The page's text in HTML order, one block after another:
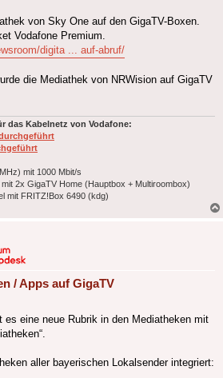
von Sky One auf den GigaTV-Boxen.
Vodafone Premium.
digita ... auf-abruf/
die Mediathek von NRWision auf GigaTV
das Kabelnetz von Vodafone:
mit 1000 Mbit/s
2x GigaTV Home (Hauptbox + Multiroombox)
mit FRITZ!Box 6490 (kdg)
/ Apps auf GigaTV
eine neue Rubrik in den Mediatheken mit
aller bayerischen Lokalsender integriert: